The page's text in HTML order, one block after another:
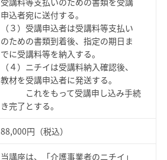
申込者宛に送付する。
（３）受講申込者は受講料等支払い
のための書類到着後、指定の期日ま
でに受講料等を納入する。
（４）ニチイは受講料納入確認後、
教材を受講申込者に発送する。
これをもって受講申し込み手続
き完了とする。
88,000円（税込）
当講座は、「介護事業者のニチイ」